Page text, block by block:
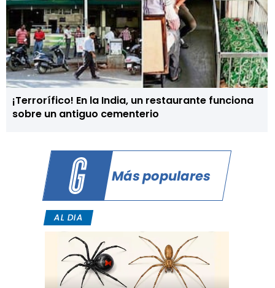
¡Terrorífico! En la India, un restaurante funciona
sobre un antiguo cementerio
Más populares
AL DIA